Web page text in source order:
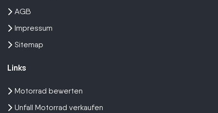
AGB
Impressum
Sitemap
Links
Motorrad bewerten
Unfall Motorrad verkaufen